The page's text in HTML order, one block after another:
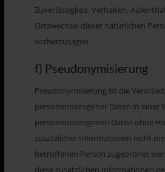
Zuverlässigkeit, Verhalten,
Ortswechsel dieser natürlichen
vorherzusagen.
f) Pseudonymisierung
Pseudonymisierung ist die
personenbezogener Daten in einer
personenbezogenen Daten ohne
zusätzlicher Informationen nicht
betroffenen Person zugeordnet
diese zusätzlichen Informationen